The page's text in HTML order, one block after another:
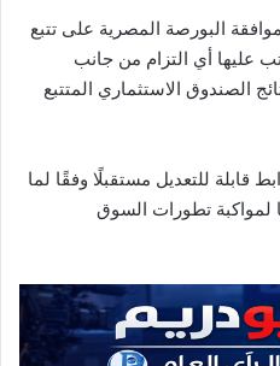
البورصة المصرية على تتبع
عليها أي التزام من جانب
الصندوق الاستثماري المتتبع
قابلة للتعديل مستقبلًا وفقًا لما
لمواكبة تطورات السوق